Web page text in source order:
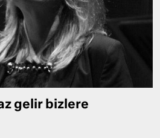
gelir bizlere